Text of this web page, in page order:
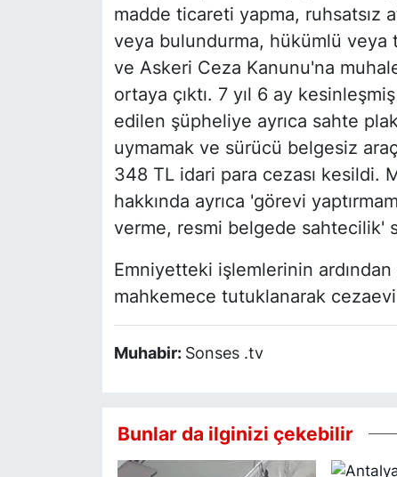
madde ticareti yapma, ruhsatsız
veya bulundurma, hükümlü veya
ve Askeri Ceza Kanunu'na
ortaya çıktı. 7 yıl 6 ay
edilen şüpheliye ayrıca sahte
uymamak ve sürücü belgesiz
348 TL idari para cezası kesildi.
hakkında ayrıca 'görevi
verme, resmi belgede sahtecilik'
Emniyetteki işlemlerinin ardından
mahkemece tutuklanarak
Muhabir: Sonses .tv
Bunlar da ilginizi çekebilir